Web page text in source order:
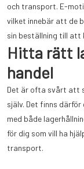
och transport. E-
vilket innebär att de
sin beställning till att
Hitta rätt
handel
Det är ofta svårt att
själv. Det finns
med både
för dig som vill ha
transport.